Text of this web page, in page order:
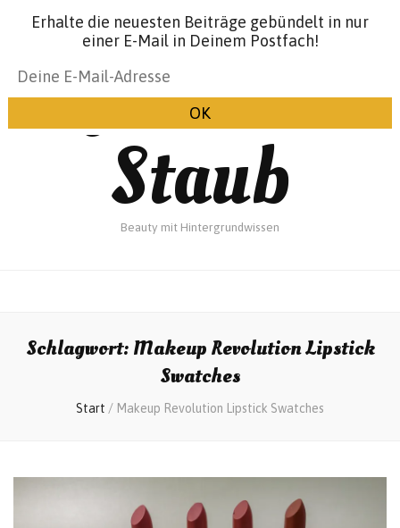
Glanz &
Staub
Beauty mit Hintergrundwissen
Schlagwort: Makeup Revolution Lipstick
Swatches
Start / Makeup Revolution Lipstick Swatches
Erhalte die neuesten Beiträge gebündelt in nur
einer E-Mail in Deinem Postfach!